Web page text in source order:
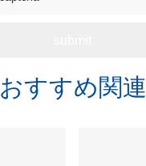
おすすめ関連